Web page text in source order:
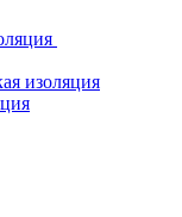
изоляция